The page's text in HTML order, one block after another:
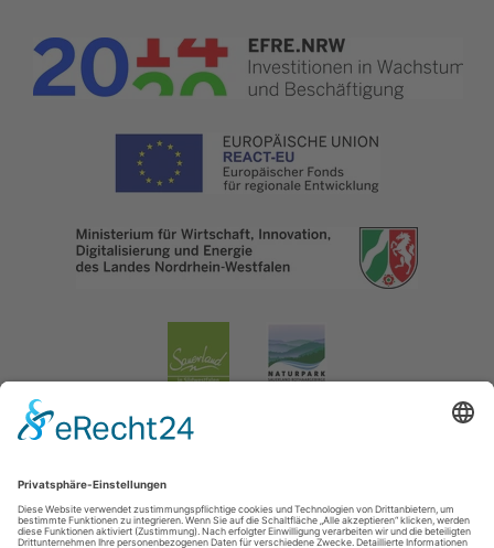
Impressum|Datenschutzerklärung|Barrierefreiheitserklärung|Kontakt